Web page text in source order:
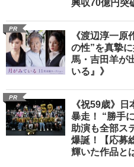
興収70億円突
PR
《渡辺淳一
の性”を真摯
馬・吉田羊が
いる』》
PR
《祝59歳》
暴走！ “勝手
助演も全部ス
爆誕！【応募
輝いた作品と